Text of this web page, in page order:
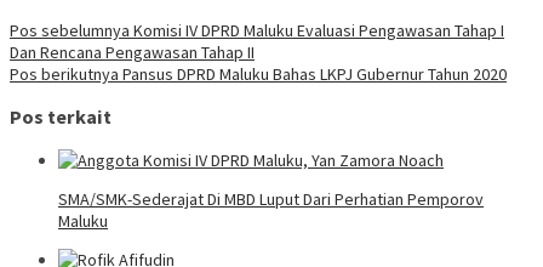
Pos sebelumnya Komisi IV DPRD Maluku Evaluasi Pengawasan Tahap I
Dan Rencana Pengawasan Tahap II
Pos berikutnya Pansus DPRD Maluku Bahas LKPJ Gubernur Tahun 2020
Pos terkait
SMA/SMK-Sederajat Di MBD Luput Dari Perhatian Pemporov
Maluku